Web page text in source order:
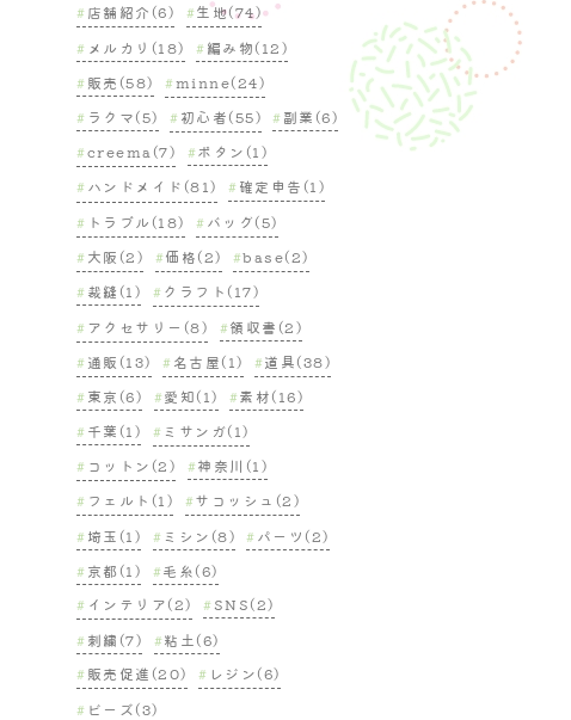
店舗紹介(6)
生地(74)
メルカリ(18)
編み物(12)
販売(58)
minne(24)
ラクマ(5)
初心者(55)
副業(6)
creema(7)
ボタン(1)
ハンドメイド(81)
確定申告(1)
トラブル(18)
バッグ(5)
大阪(2)
価格(2)
base(2)
裁縫(1)
クラフト(17)
アクセサリー(8)
領収書(2)
通販(13)
名古屋(1)
道具(38)
東京(6)
愛知(1)
素材(16)
千葉(1)
ミサンガ(1)
コットン(2)
神奈川(1)
フェルト(1)
サコッシュ(2)
埼玉(1)
ミシン(8)
パーツ(2)
京都(1)
毛糸(6)
インテリア(2)
SNS(2)
刺繍(7)
粘土(6)
販売促進(20)
レジン(6)
ビーズ(3)